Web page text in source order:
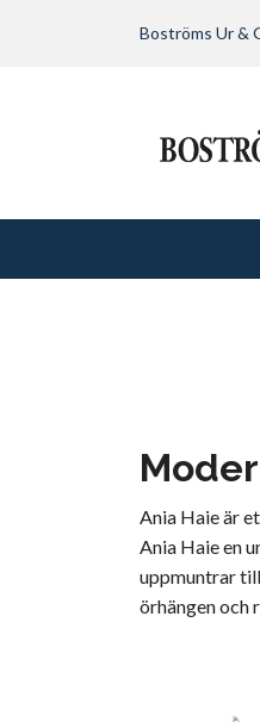
Boströms Ur &
Ania Haie är
Ania Haie en
uppmuntrar
örhängen och